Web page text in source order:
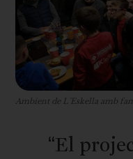
Ambient de L´Eskella amb
“El